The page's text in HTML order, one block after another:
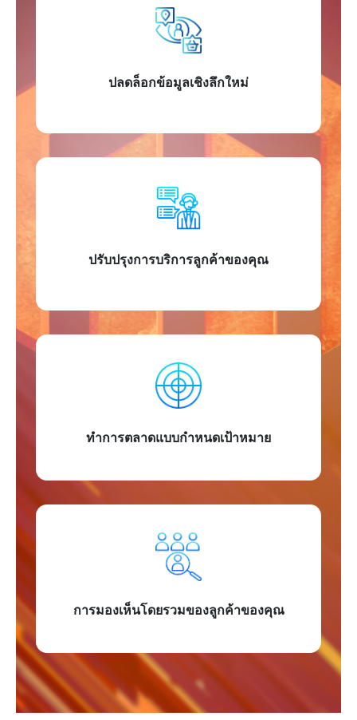
ปลดล็อกข้อมูลเชิงลึกใหม่
ปรับปรุงการบริการลูกค้าของคุณ
ทำการตลาดแบบกำหนดเป้าหมาย
การมองเห็นโดยรวมของลูกค้าของคุณ